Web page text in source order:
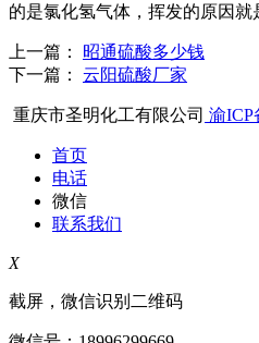
的是氯化氢气体，挥发的原因就
上一篇： 昭通硫酸多少钱
下一篇： 云阳硫酸厂家
重庆市圣明化工有限公司 渝ICP
首页
电话
微信
联系我们
X
截屏，微信识别二维码